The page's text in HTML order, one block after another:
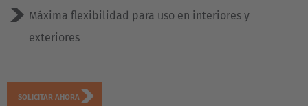
Máxima flexibilidad para uso en interiores y
exteriores
SOLICITAR AHORA